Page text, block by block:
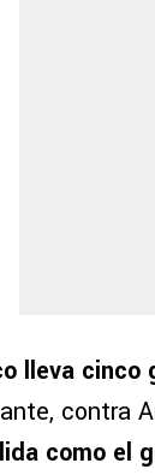
lleva cinco
contra
como el